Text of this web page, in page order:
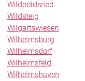
Wildpoldsried
Wildsteig
Wilgartswiesen
Wilhelmsburg
Wilhelmsdorf
Wilhelmsfeld
Wilhelmshaven